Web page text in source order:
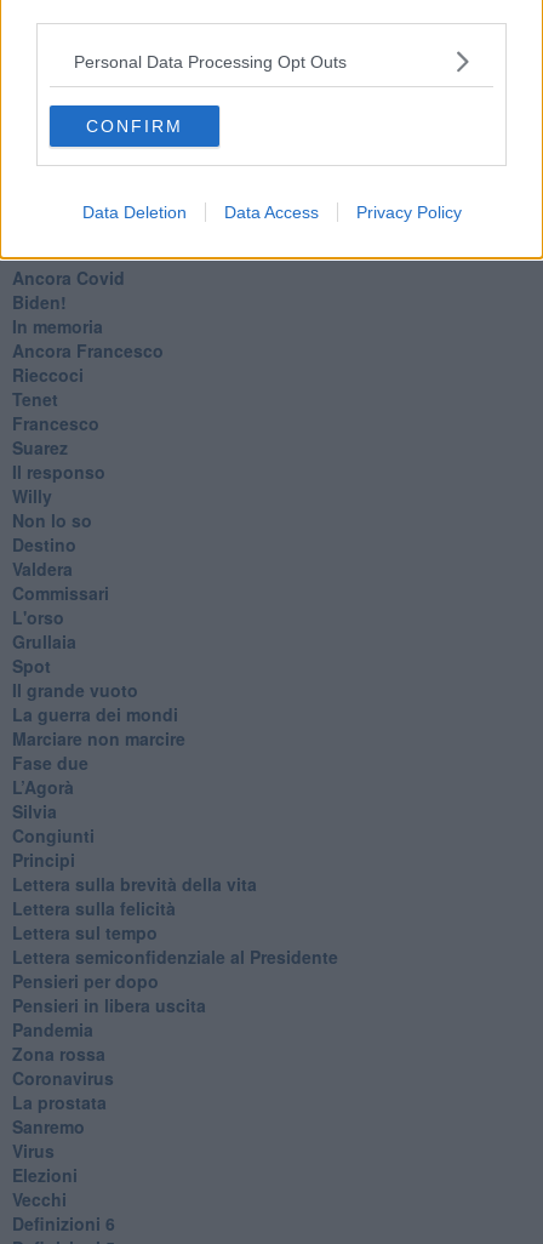
Personal Data Processing Opt Outs
CONFIRM
Data Deletion Data Access Privacy Policy
Coincidenze e crisi
L'amico
​L’anno del vaccino
Giulio Regeni
Paolo Rossi
Cronaca
​Ancora Covid
​Biden!
In memoria
​Ancora Francesco
Rieccoci
Tenet
Francesco
Suarez
​Il responso
Willy
Non lo so
Destino
Valdera
Commissari
L'orso
Grullaia
Spot
​Il grande vuoto
​La guerra dei mondi
Marciare non marcire
Fase due
L’Agorà
Silvia
Congiunti
Principi
​Lettera sulla brevità della vita
​Lettera sulla felicità
​Lettera sul tempo
Lettera semiconfidenziale al Presidente
Pensieri per dopo
​Pensieri in libera uscita
Pandemia
Zona rossa
Coronavirus
La prostata
Sanremo
Virus
Elezioni
Vecchi
Definizioni 6